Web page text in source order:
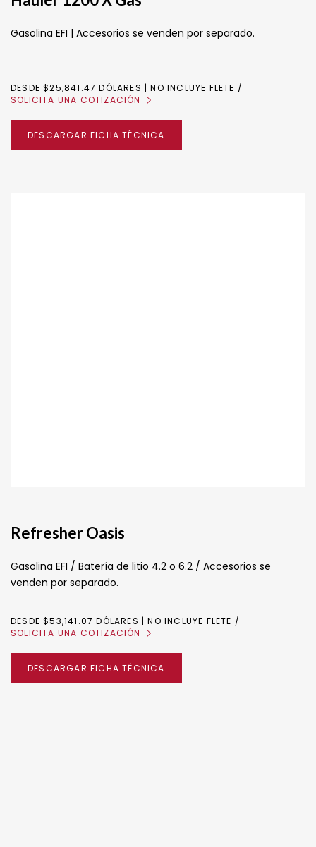
Gasolina EFI | Accesorios se venden por separado.
DESDE $25,841.47 DÓLARES | NO INCLUYE FLETE
SOLICITA UNA COTIZACIÓN
DESCARGAR FICHA TÉCNICA
Refresher Oasis
Gasolina EFI / Batería de litio 4.2 o 6.2 / Accesorios se
venden por separado.
DESDE $53,141.07 DÓLARES | NO INCLUYE FLETE
SOLICITA UNA COTIZACIÓN
DESCARGAR FICHA TÉCNICA